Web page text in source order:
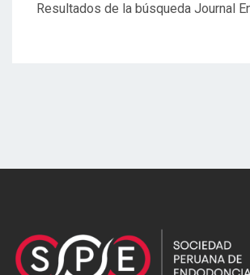
Resultados de la búsqueda Journal